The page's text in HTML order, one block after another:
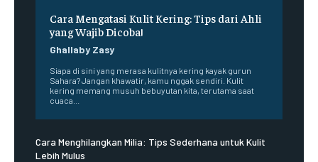
Cara Mengatasi Kulit Kering: Tips dari Ahli
yang Wajib Dicoba!
Ghallaby Zasy
Siapa di sini yang merasa kulitnya kering kayak gurun
Sahara? Jangan khawatir, kamu nggak sendiri. Kulit
kering memang musuh bebuyutan kita, terutama saat
cuaca...
Cara Menghilangkan Milia: Tips Sederhana untuk Kulit
Lebih Mulus